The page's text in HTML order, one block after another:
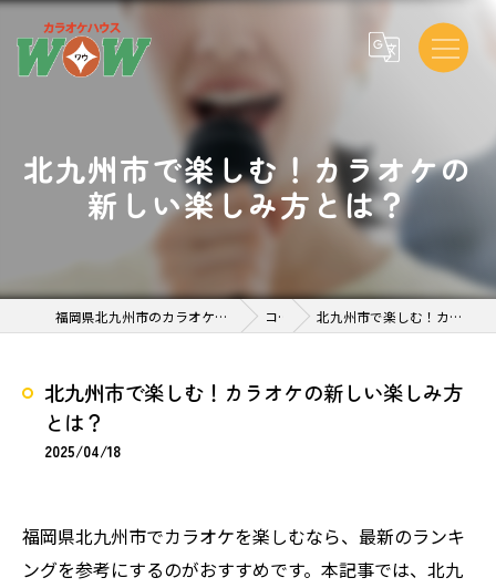
北九州市で楽しむ！カラオケの
新しい楽しみ方とは？
福岡県北九州市のカラオケならカラオケハウスWOW 到津 店 コラム 北九州市で楽しむ！カラオケの新しい楽しみ方とは？
北九州市で楽しむ！カラオケの新しい楽しみ方
とは？
2025/04/18
福岡県北九州市でカラオケを楽しむなら、最新のランキ
ングを参考にするのがおすすめです。本記事では、北九